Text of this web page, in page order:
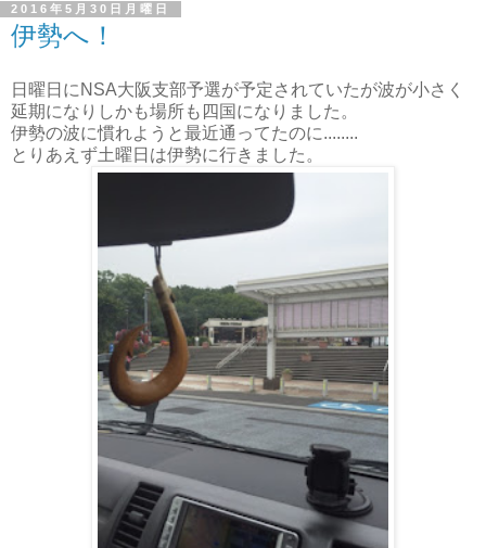
2016年5月30日月曜日
伊勢へ！
日曜日にNSA大阪支部予選が予定されていたが波が小さく
延期になりしかも場所も四国になりました。
伊勢の波に慣れようと最近通ってたのに........
とりあえず土曜日は伊勢に行きました。